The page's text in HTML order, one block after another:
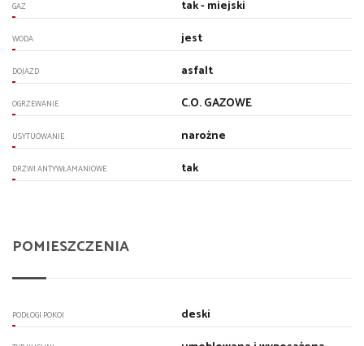
GAZ tak - miejski
WODA jest
DOJAZD asfalt
OGRZEWANIE C.O. GAZOWE
USYTUOWANIE narożne
DRZWI ANTYWŁAMANIOWE tak
POMIESZCZENIA
PODŁOGI POKOI deski